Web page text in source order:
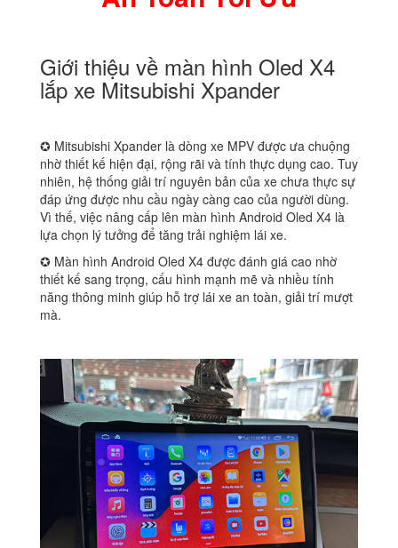
Giới thiệu về màn hình Oled X4
lắp xe Mitsubishi Xpander
✪ Mitsubishi Xpander là dòng xe MPV được ưa chuộng
nhờ thiết kế hiện đại, rộng rãi và tính thực dụng cao. Tuy
nhiên, hệ thống giải trí nguyên bản của xe chưa thực sự
đáp ứng được nhu cầu ngày càng cao của người dùng.
Vì thế, việc nâng cấp lên màn hình Android Oled X4 là
lựa chọn lý tưởng để tăng trải nghiệm lái xe.
✪ Màn hình Android Oled X4 được đánh giá cao nhờ
thiết kế sang trọng, cấu hình mạnh mẽ và nhiều tính
năng thông minh giúp hỗ trợ lái xe an toàn, giải trí mượt
mà.